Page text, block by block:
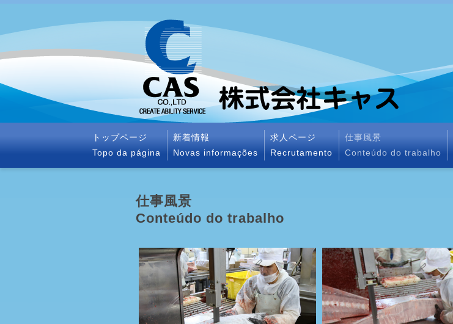
トップページ
Topo da página
新着情報
Novas informações
求人ページ
Recrutamento
仕事風景
Conteúdo do trabalho
仕事風景
Conteúdo do trabalho